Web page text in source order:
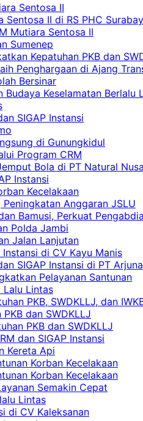
Sentosa II
II di RS PHC
Mutiara Sentosa II
Sumenep
Kepatuhan PKB dan
Penghargaan di Ajang
Bersinar
Keselamatan Berlalu
SIGAP Instansi
di Gunungkidul
Program CRM
Bola di PT Natural
Instansi
Kecelakaan
Anggaran JSLU
Bamusi, Perkuat
Polda Jambi
Jalan Lanjutan
di CV Kayu Manis
SIGAP Instansi di PT
Pelayanan Santunan
Lalu Lintas
PKB, SWDKLLJ, dan
dan SWDKLLJ
PKB dan SWDKLLJ
dan SIGAP Instansi
Kereta Api
Korban Kecelakaan
Korban Kecelakaan
Semakin Cepat
Lintas
di CV Kaleksanan